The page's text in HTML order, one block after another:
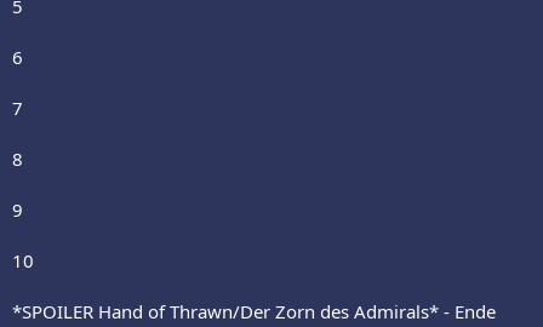
5
6
7
8
9
10
*SPOILER Hand of Thrawn/Der Zorn des Admirals* - Ende